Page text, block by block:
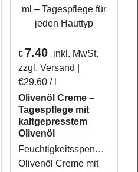
€7.40 inkl. MwSt.
zzgl. Versand
€29.60 / l
Olivenöl Creme –
Tagespflege mit
kaltgepresstem
Olivenöl
Feuchtigkeitsspendende
Olivenöl Creme mit